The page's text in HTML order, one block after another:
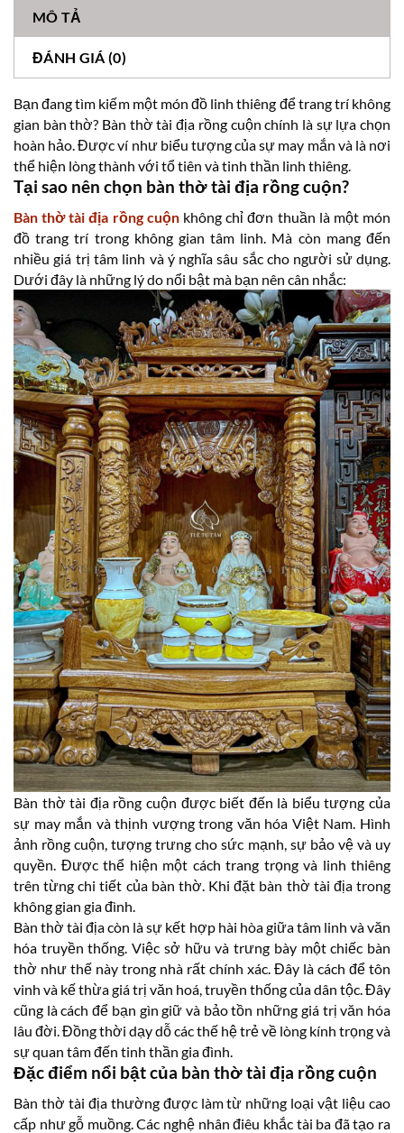
MÔ TẢ
ĐÁNH GIÁ (0)
Bạn đang tìm kiếm một món đồ linh thiêng để trang trí không
gian bàn thờ? Bàn thờ tài địa rồng cuộn chính là sự lựa chọn
hoàn hảo. Được ví như biểu tượng của sự may mắn và là nơi
thể hiện lòng thành với tổ tiên và tinh thần linh thiêng.
Tại sao nên chọn bàn thờ tài địa rồng cuộn?
Bàn thờ tài địa rồng cuộnkhông chỉ đơn thuần là một món
đồ trang trí trong không gian tâm linh. Mà còn mang đến
nhiều giá trị tâm linh và ý nghĩa sâu sắc cho người sử dụng.
Dưới đây là những lý do nổi bật mà bạn nên cân nhắc:
Bàn thờ tài địa rồng cuộn được biết đến là biểu tượng của
sự may mắn và thịnh vượng trong văn hóa Việt Nam. Hình
ảnh rồng cuộn, tượng trưng cho sức mạnh, sự bảo vệ và uy
quyền. Được thể hiện một cách trang trọng và linh thiêng
trên từng chi tiết của bàn thờ. Khi đặt bàn thờ tài địa trong
không gian gia đình.
Bàn thờ tài địa còn là sự kết hợp hài hòa giữa tâm linh và văn
hóa truyền thống. Việc sở hữu và trưng bày một chiếc bàn
thờ như thế này trong nhà rất chính xác. Đây là cách để tôn
vinh và kế thừa giá trị văn hoá, truyền thống của dân tộc. Đây
cũng là cách để bạn gìn giữ và bảo tồn những giá trị văn hóa
lâu đời. Đồng thời dạy dỗ các thế hệ trẻ về lòng kính trọng và
sự quan tâm đến tinh thần gia đình.
Đặc điểm nổi bật của bàn thờ tài địa rồng cuộn
Bàn thờ tài địa thường được làm từ những loại vật liệu cao
cấp như gỗ muồng. Các nghệ nhân điêu khắc tài ba đã tạo ra